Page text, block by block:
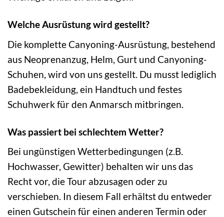
Welche Ausrüstung wird gestellt?
Die komplette Canyoning-Ausrüstung, bestehend
aus Neoprenanzug, Helm, Gurt und Canyoning-
Schuhen, wird von uns gestellt. Du musst lediglich
Badebekleidung, ein Handtuch und festes
Schuhwerk für den Anmarsch mitbringen.
Was passiert bei schlechtem Wetter?
Bei ungünstigen Wetterbedingungen (z.B.
Hochwasser, Gewitter) behalten wir uns das
Recht vor, die Tour abzusagen oder zu
verschieben. In diesem Fall erhältst du entweder
einen Gutschein für einen anderen Termin oder